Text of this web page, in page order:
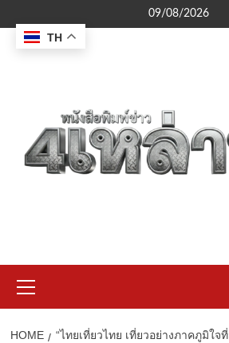
to
content
09/08/2026
Menu
HOME
“ไทยเที่ยวไทย เที่ยวอย่างภาคภูมิใ
TH